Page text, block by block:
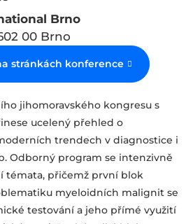
Brno
00 Brno
stránkách konference
jihomoravského kongresu s
ucelený přehled o
trendech v diagnostice i
Odborný program se intenzivně
témata, přičemž první blok
myeloidních malignit se
testování a jeho přímé využití